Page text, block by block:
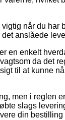
når du har
anslåede
en enkelt
da det
til at kunne
men i reglen
slags
din bestilling